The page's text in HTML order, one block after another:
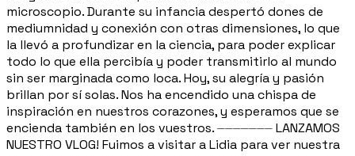
microscopio. Durante su infancia despertó dones de
mediumnidad y conexión con otras dimensiones, lo que
la llevó a profundizar en la ciencia, para poder explicar
todo lo que ella percibía y poder transmitirlo al mundo
sin ser marginada como loca. Hoy, su alegría y pasión
brillan por sí solas. Nos ha encendido una chispa de
inspiración en nuestros corazones, y esperamos que se
encienda también en los vuestros. ⏤⏤⏤⏤⏤⏤⏤ LANZAMOS
NUESTRO VLOG! Fuimos a visitar a Lidia para ver nuestra